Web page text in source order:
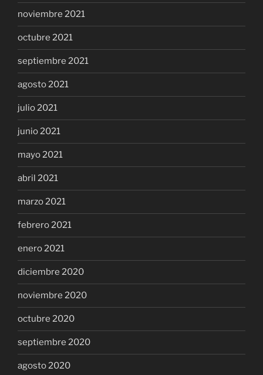
noviembre 2021
octubre 2021
septiembre 2021
agosto 2021
julio 2021
junio 2021
mayo 2021
abril 2021
marzo 2021
febrero 2021
enero 2021
diciembre 2020
noviembre 2020
octubre 2020
septiembre 2020
agosto 2020